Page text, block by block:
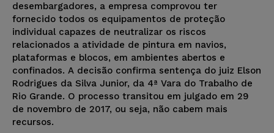
desembargadores, a empresa comprovou ter
fornecido todos os equipamentos de proteção
individual capazes de neutralizar os riscos
relacionados a atividade de pintura em navios,
plataformas e blocos, em ambientes abertos e
confinados. A decisão confirma sentença do juiz Elson
Rodrigues da Silva Junior, da 4ª Vara do Trabalho de
Rio Grande. O processo transitou em julgado em 29
de novembro de 2017, ou seja, não cabem mais
recursos.